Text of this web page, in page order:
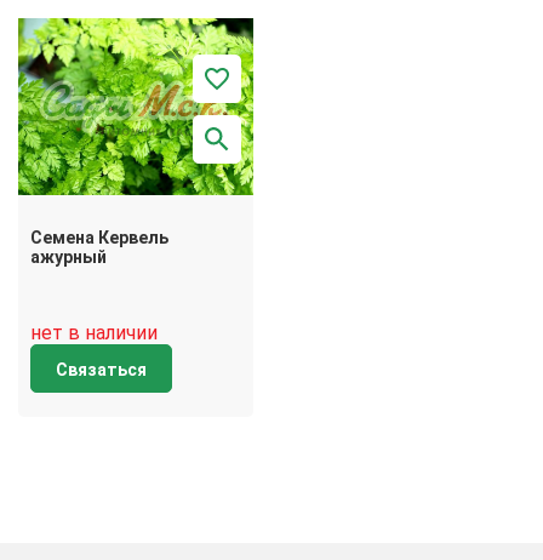
Семена Кервель
ажурный
нет в наличии
Связаться